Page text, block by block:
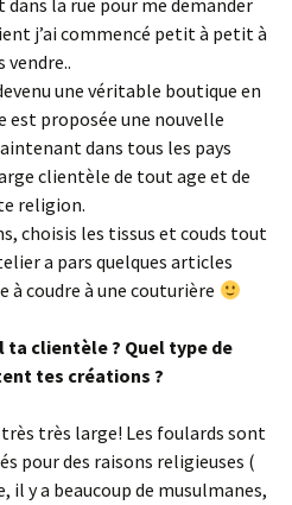
dans la rue pour me demander
j’ai commencé petit à petit à
vendre..
une véritable boutique en
est proposée une nouvelle
dans tous les pays
clientèle de tout age et de
religion.
choisis les tissus et couds tout
a pars quelques articles
à coudre à une couturière
ta clientèle ? Quel type de
tes créations ?
très large! Les foulards sont
pour des raisons religieuses (
y a beaucoup de musulmanes,